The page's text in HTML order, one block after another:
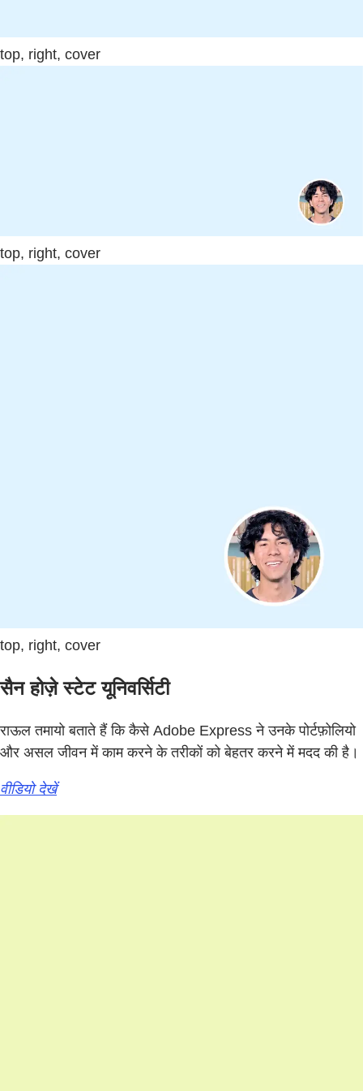
top, right, cover
top, right, cover
top, right, cover
सैन होज़े स्टेट यूनिवर्सिटी
राऊल तमायो बताते हैं कि कैसे Adobe Express ने उनके पोर्टफ़ोलियो
और असल जीवन में काम करने के तरीकों को बेहतर करने में मदद की है।
वीडियो देखें